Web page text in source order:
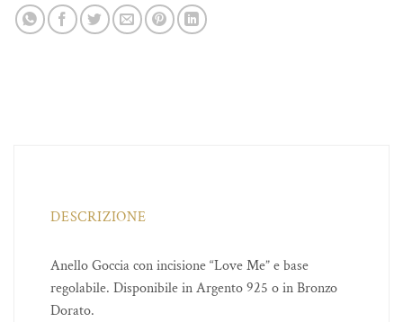
DESCRIZIONE
Anello Goccia con incisione “Love Me” e base
regolabile. Disponibile in Argento 925 o in Bronzo
Dorato.